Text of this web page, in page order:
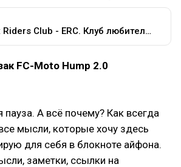
Enthusiast Riders Club - ERC. Клуб любителей мотоциклов разных марок.
FC-Moto Hump 2.0
А всё почему? Как всегда
мысли, которые хочу здесь
для себя в блокноте айфона.
заметки, ссылки на